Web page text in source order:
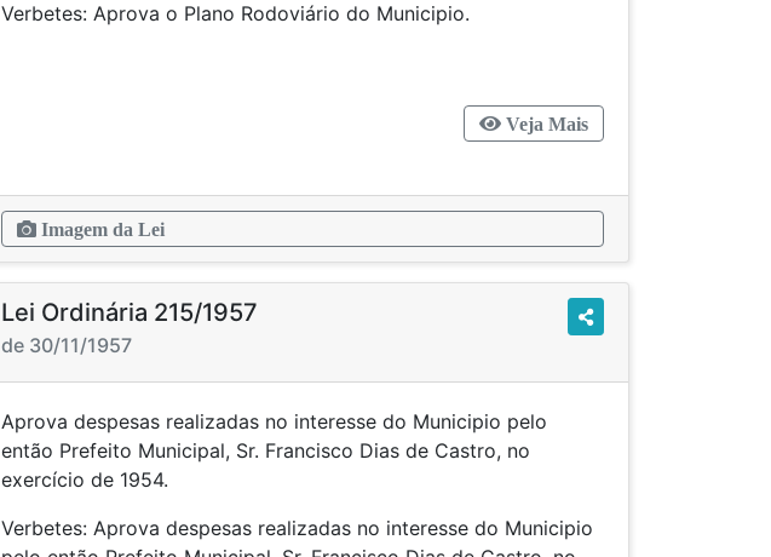
Verbetes: Aprova o Plano Rodoviário do Municipio.
Veja Mais
Imagem da Lei
Lei Ordinária 215/1957
de 30/11/1957
Aprova despesas realizadas no interesse do Municipio pelo
então Prefeito Municipal, Sr. Francisco Dias de Castro, no
exercício de 1954.
Verbetes: Aprova despesas realizadas no interesse do Municipio